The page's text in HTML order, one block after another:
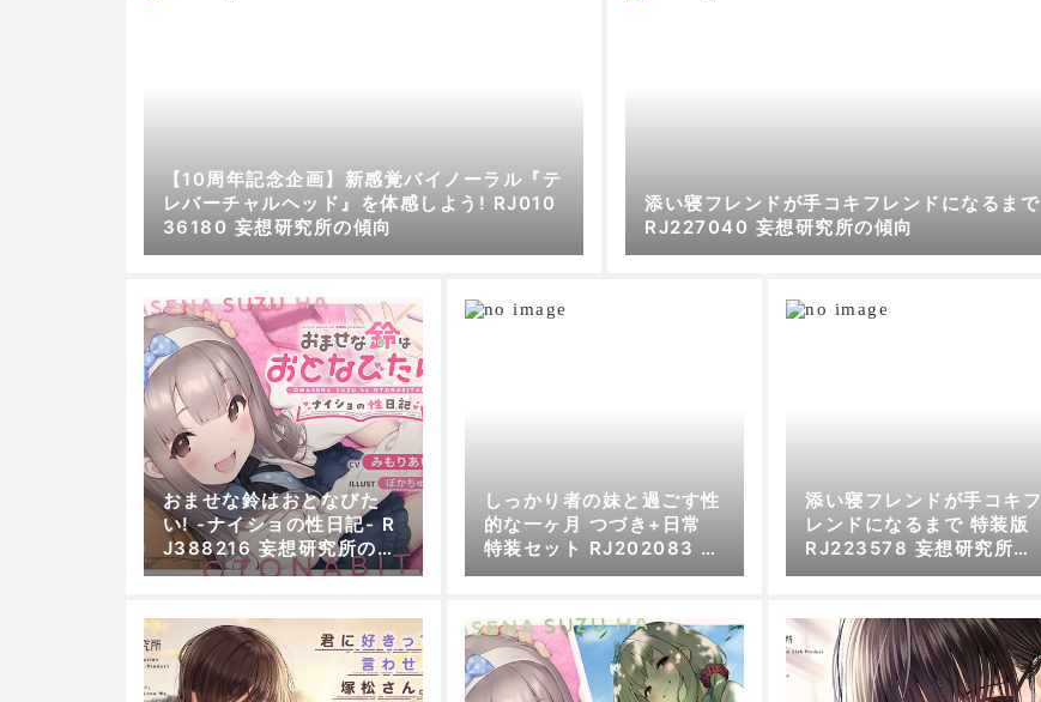
【10周年記念企画】新感覚バイノーラル『テ
レバーチャルヘッド』を体感しよう! RJ010
36180 妄想研究所の傾向
添い寝フレンドが手コキフレンドになるまで
RJ227040 妄想研究所の傾向
おませな鈴はおとなびた
い! -ナイショの性日記- R
J388216 妄想研究所の傾
向
しっかり者の妹と過ごす性
的な一ヶ月 つづき+日常
特装セット RJ202083 妄
想研究所の傾向
添い寝フレンドが手コキフ
レンドになるまで 特装版
RJ223578 妄想研究所の
傾向